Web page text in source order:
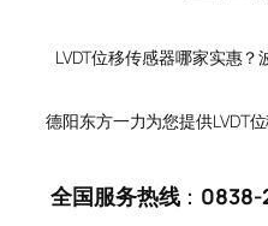
LVDT位移传感器哪家实惠
德阳东方一力为您提供LVDT
全国服务热线： 0838-